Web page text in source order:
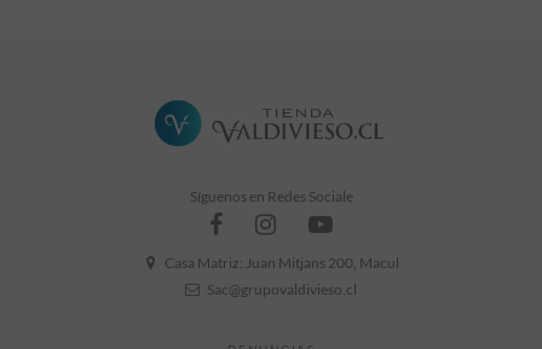
Síguenos en Redes Sociale
Casa Matriz: Juan Mitjans 200, Macul
Sac@grupovaldivieso.cl